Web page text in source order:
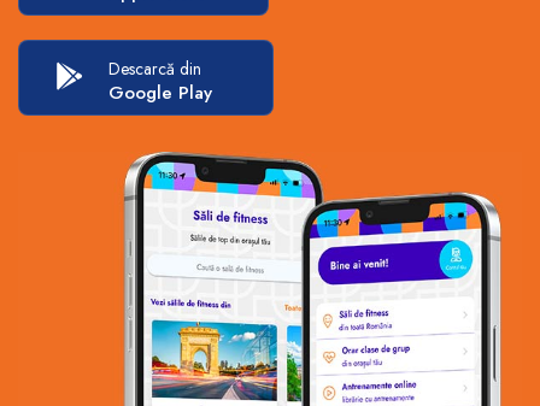
Descarcă din
Google Play